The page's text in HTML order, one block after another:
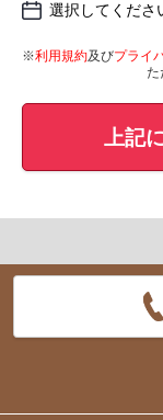
選択してくださ
※利用規約及びプライ
た
上記